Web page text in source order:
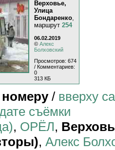
Верховье,
Улица
Бондаренко,
маршрут 254
06.02.2019
© Алекс
Болховский
Просмотров: 674
/ Комментариев:
0
313 КБ
/ вверху
съёмки
, ОРЁЛ,
, Алекс